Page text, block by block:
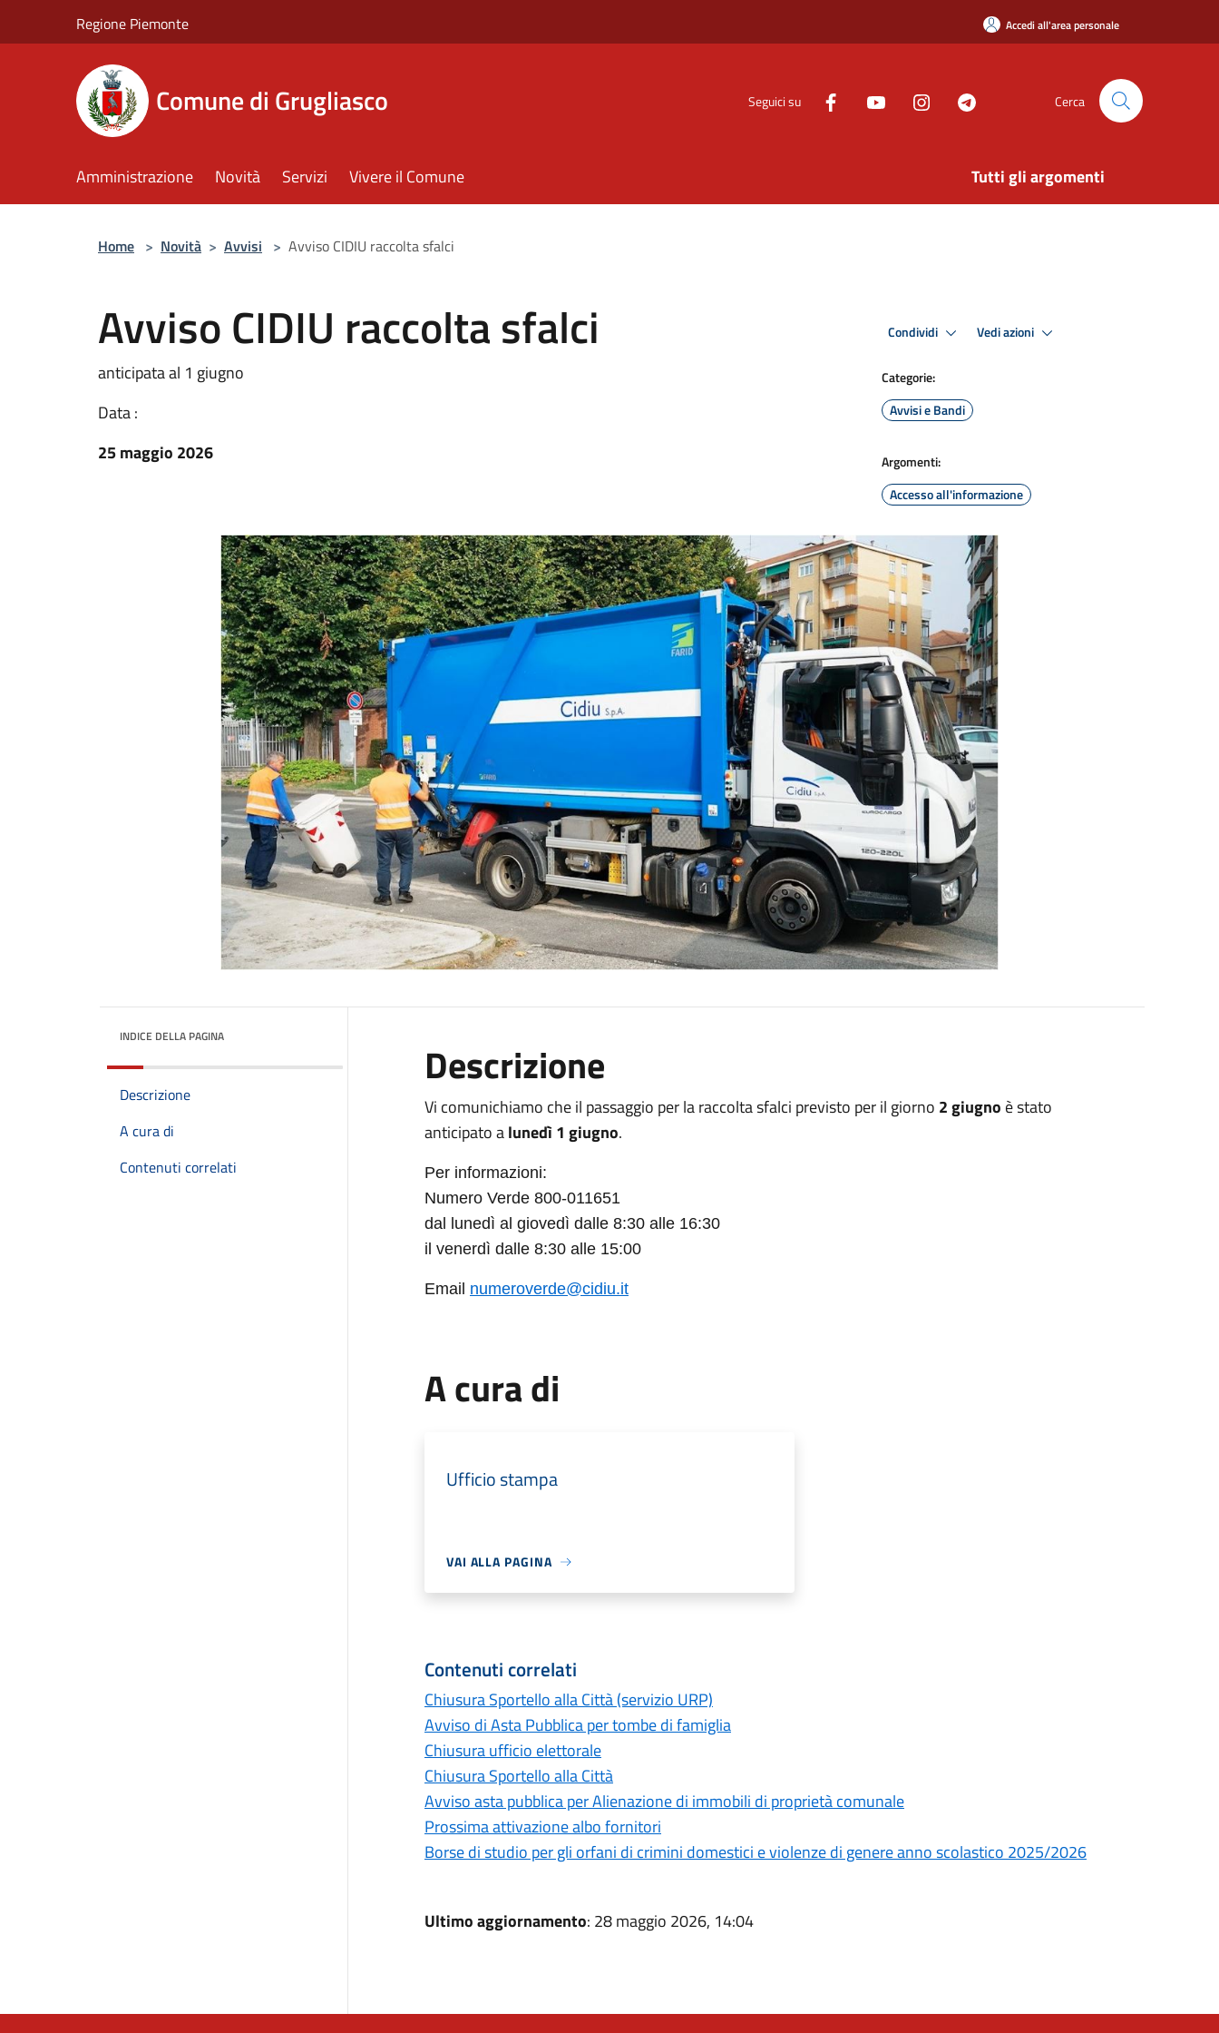
Regione Piemonte Accedi all'area personale
Comune di Grugliasco Seguici su Cerca
Amministrazione Novità Servizi Vivere il Comune Tutti gli argomenti
Home > Novità > Avvisi > Avviso CIDIU raccolta sfalci
Avviso CIDIU raccolta sfalci
anticipata al 1 giugno
Data :
25 maggio 2026
Condividi Vedi azioni
Categorie:
Avvisi e Bandi
Argomenti:
Accesso all'informazione
INDICE DELLA PAGINA
Descrizione
A cura di
Contenuti correlati
Descrizione
Vi comunichiamo che il passaggio per la raccolta sfalci previsto per il giorno 2 giugno è stato
anticipato alunedì 1 giugno.
Per informazioni:
Numero Verde 800-011651
dal lunedì al giovedì dalle 8:30 alle 16:30
il venerdì dalle 8:30 alle 15:00
Email numeroverde@cidiu.it
A cura di
Ufficio stampa
VAI ALLA PAGINA
Contenuti correlati
Chiusura Sportello alla Città (servizio URP)
Avviso di Asta Pubblica per tombe di famiglia
Chiusura ufficio elettorale
Chiusura Sportello alla Città
Avviso asta pubblica per Alienazione di immobili di proprietà comunale
Prossima attivazione albo fornitori
Borse di studio per gli orfani di crimini domestici e violenze di genere anno scolastico 2025/2026
Ultimo aggiornamento: 28 maggio 2026, 14:04